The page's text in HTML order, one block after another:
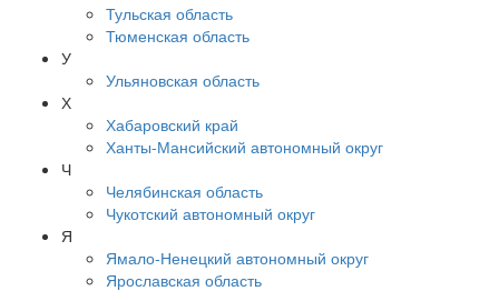
Тульская область
Тюменская область
У
Ульяновская область
Х
Хабаровский край
Ханты-Мансийский автономный округ
Ч
Челябинская область
Чукотский автономный округ
Я
Ямало-Ненецкий автономный округ
Ярославская область